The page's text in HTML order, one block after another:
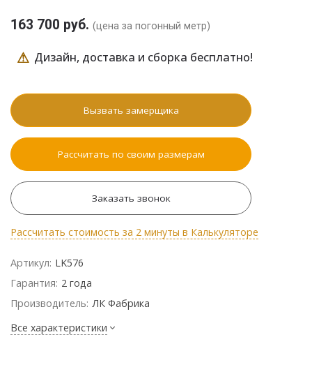
163 700 руб. (цена за погонный метр)
⚠ Дизайн, доставка и сборка бесплатно!
Вызвать замерщика
Рассчитать по своим размерам
Заказать звонок
Рассчитать стоимость за 2 минуты в Калькуляторе
Артикул: LK576
Гарантия: 2 года
Производитель: ЛК Фабрика
Все характеристики